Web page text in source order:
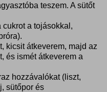
teszem. A sütőt
a tojásokkal,
kicsit átkeverem, majd az
és ismét átkeverem a
hozzávalókat (liszt,
sütőpor és